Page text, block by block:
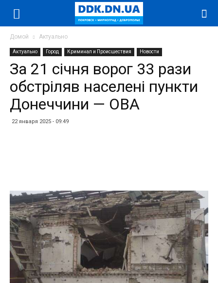
Домой Актуально
Актуально Город Криминал и Происшествия Новости
За 21 січня ворог 33 рази
обстріляв населені пункти
Донеччини — ОВА
22 января 2025 - 09:49